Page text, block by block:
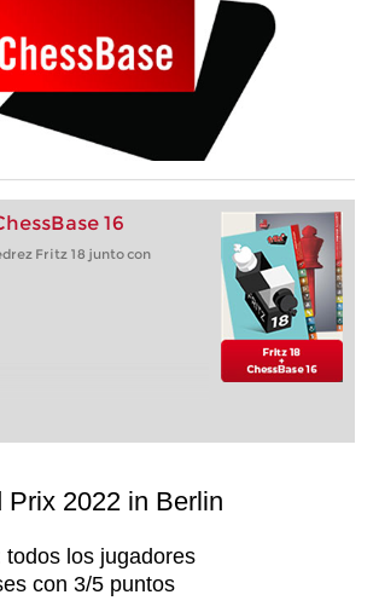
16
Fritz 18 junto con
Prix 2022 in Berlin
todos los jugadores
con 3/5 puntos